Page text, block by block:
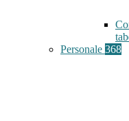
Personale 368